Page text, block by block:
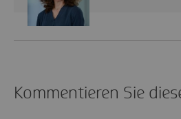
Kommentieren Sie